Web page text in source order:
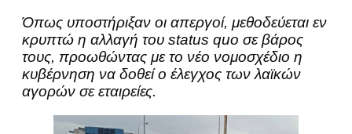
Όπως υποστήριξαν οι απεργοί, μεθοδεύεται εν
κρυπτώ η αλλαγή του status quo σε βάρος
τους, προωθώντας με το νέο νομοσχέδιο η
κυβέρνηση να δοθεί ο έλεγχος των λαϊκών
αγορών σε εταιρείες.